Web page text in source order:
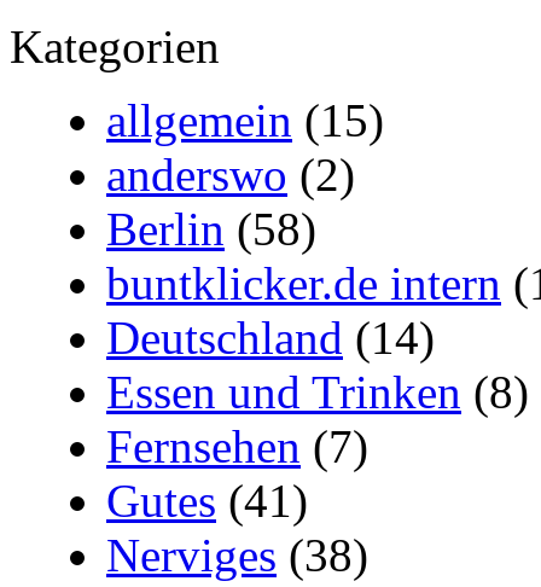
Kategorien
allgemein (15)
anderswo (2)
Berlin (58)
buntklicker.de intern
Deutschland (14)
Essen und Trinken (8)
Fernsehen (7)
Gutes (41)
Nerviges (38)